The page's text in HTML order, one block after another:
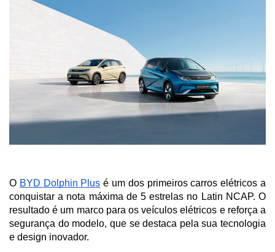
O BYD Dolphin Plus é um dos primeiros carros elétricos a
conquistar a nota máxima de 5 estrelas no Latin NCAP. O
resultado é um marco para os veículos elétricos e reforça a
segurança do modelo, que se destaca pela sua tecnologia
e design inovador.